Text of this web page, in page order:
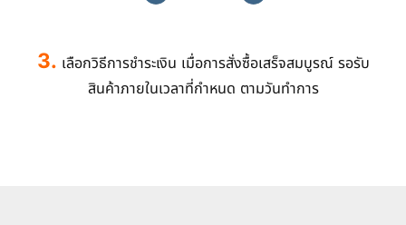
3. เลือกวิธีการชำระเงิน เมื่อการสั่งซื้อเสร็จสมบูรณ์ รอรับ
สินค้าภายในเวลาที่กำหนด ตามวันทำการ